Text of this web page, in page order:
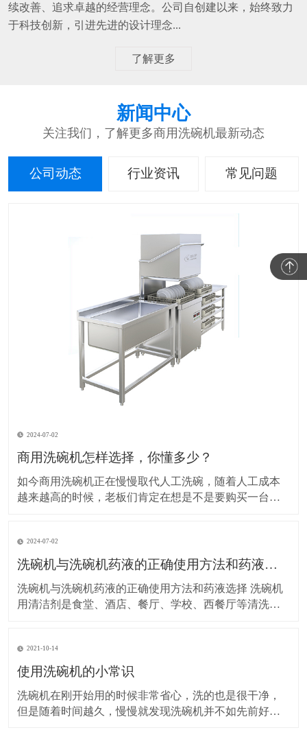
续改善、追求卓越的经营理念。公司自创建以来，始终致力
于科技创新，引进先进的设计理念...
了解更多
新闻中心
关注我们，了解更多商用洗碗机最新动态
公司动态 行业资讯 常见问题
2024-07-02
商用洗碗机怎样选择，你懂多少？
如今商用洗碗机正在慢慢取代人工洗碗，随着人工成本
越来越高的时候，老板们肯定在想是不是要购买一台商
而降低了成本。一台7、8万的洗碗机，可以省2-3人，这
2-3人的一年的工资省下来可以购买一台洗碗机，是不是
2024-07-02
洗碗机与洗碗机药液的正确使用方法和药液选择
洗碗机与洗碗机药液的正确使用方法和药液选择 洗碗机
用清洁剂是食堂、酒店、餐厅、学校、西餐厅等清洗餐
2021-10-14
使用洗碗机的小常识
洗碗机在刚开始用的时候非常省心，洗的也是很干净，
但是随着时间越久，慢慢就发现洗碗机并不如先前好用